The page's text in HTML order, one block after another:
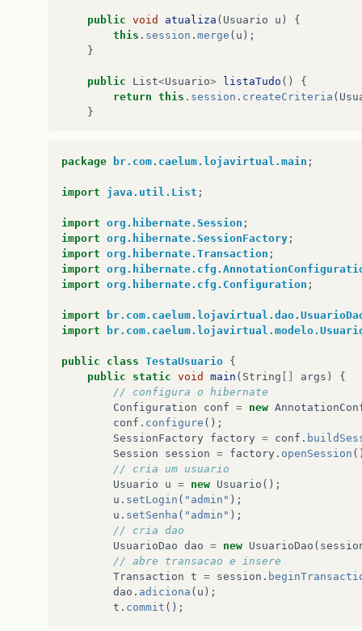
public void atualiza ( Usuario u )
{
this . session . merge ( u );
}
public List<Usuario> listaTudo ()
{
return this . session . createCriteria (
}
return (Usuario ) session. load ( Usuario
}
package br.com.caelum.lojavirtual.main ;
import java.util.List ;
import org.hibernate.Session ;
import org.hibernate.SessionFactory ;
import org.hibernate.Transaction ;
import
import org.hibernate.cfg.Configuration ;
import
import
public class TestaUsuario {
public
static void main ( String args )
{
// configura o hibernate
Configuration
conf = new
conf . configure ();
SessionFactory factory = conf .
Session
session = factory . openSession
// cria um usuario
Usuario
u = new Usuario ();
u . setLogin ( "admin" );
u . setSenha ( "admin" );
// cria dao
UsuarioDao dao = new UsuarioDao (
// abre transacao e insere
Transaction t = session .
dao . adiciona ( u );
t . commit ();